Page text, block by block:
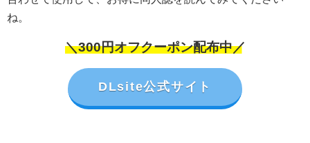
ね。
＼300円オフクーポン配布中／
DLsite公式サイト